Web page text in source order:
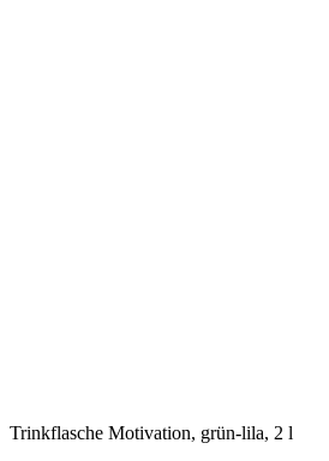
Trinkflasche Motivation, grün-lila, 2 l